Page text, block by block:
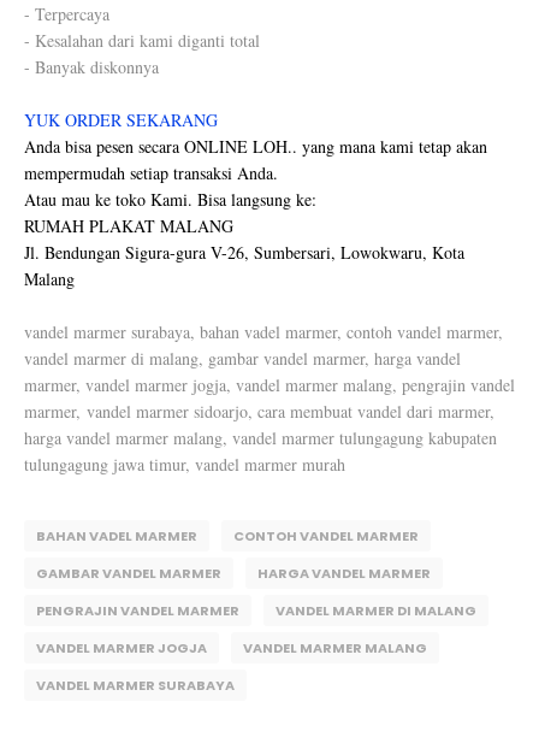
- Terpercaya
- Kesalahan dari kami diganti total
- Banyak diskonnya
YUK ORDER SEKARANG
Anda bisa pesen secara ONLINE LOH.. yang mana kami tetap akan
mempermudah setiap transaksi Anda.
Atau mau ke toko Kami. Bisa langsung ke:
RUMAH PLAKAT MALANG
Jl. Bendungan Sigura-gura V-26, Sumbersari, Lowokwaru, Kota
Malang
vandel marmer surabaya, bahan vadel marmer, contoh vandel marmer,
vandel marmer di malang, gambar vandel marmer, harga vandel
marmer, vandel marmer jogja, vandel marmer malang, pengrajin vandel
marmer, vandel marmer sidoarjo, cara membuat vandel dari marmer,
harga vandel marmer malang, vandel marmer tulungagung kabupaten
tulungagung jawa timur, vandel marmer murah
BAHAN VADEL MARMER
CONTOH VANDEL MARMER
GAMBAR VANDEL MARMER
HARGA VANDEL MARMER
PENGRAJIN VANDEL MARMER
VANDEL MARMER DI MALANG
VANDEL MARMER JOGJA
VANDEL MARMER MALANG
VANDEL MARMER SURABAYA